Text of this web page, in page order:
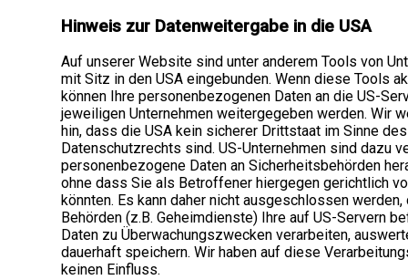
Hinweis zur Datenweitergabe in die USA
Auf unserer Website sind unter anderem Tools von
mit Sitz in den USA eingebunden. Wenn diese Tools
können Ihre personenbezogenen Daten an die US-
jeweiligen Unternehmen weitergegeben werden. Wir
hin, dass die USA kein sicherer Drittstaat im Sinne
Datenschutzrechts sind. US-Unternehmen sind dazu
personenbezogene Daten an Sicherheitsbehörden
ohne dass Sie als Betroffener hiergegen gerichtlich
könnten. Es kann daher nicht ausgeschlossen werden,
Behörden (z.B. Geheimdienste) Ihre auf US-Servern
Daten zu Überwachungszwecken verarbeiten,
dauerhaft speichern. Wir haben auf diese
keinen Einfluss.